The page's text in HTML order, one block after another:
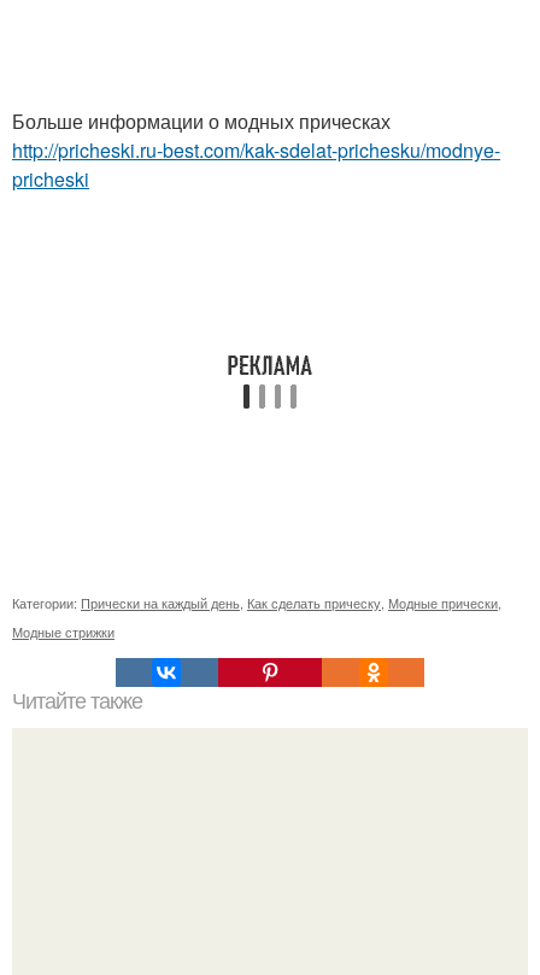
Больше информации о модных прическах
http://pricheski.ru-best.com/kak-sdelat-prichesku/modnye-
pricheski
Категории: Прически на каждый день Как сделать прическу Модные прически
Модные стрижки
Читайте также